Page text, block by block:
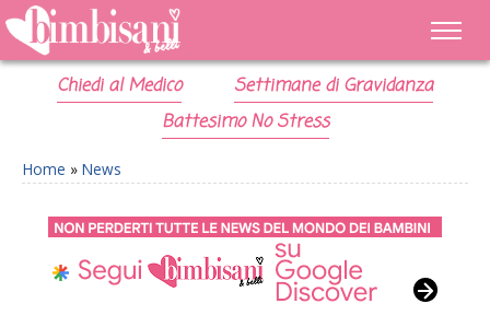
Chiedi al Medico
Settimane di Gravidanza
Battesimo No Stress
Home » News